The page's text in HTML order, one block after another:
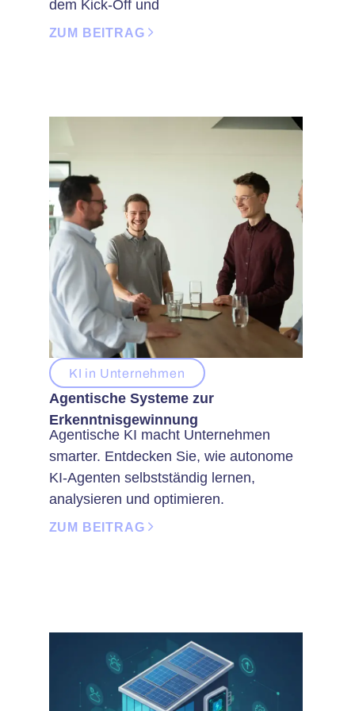
dem Kick-Off und
ZUM BEITRAG
KI in Unternehmen
Agentische Systeme zur
Erkenntnisgewinnung
Agentische KI macht Unternehmen
smarter. Entdecken Sie, wie autonome
KI-Agenten selbstständig lernen,
analysieren und optimieren.
ZUM BEITRAG